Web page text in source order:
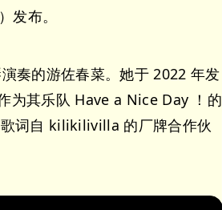
发布。
奏的游佐春菜。她于 2022 年发
其乐队 Have a Nice Day ！的
歌词自 kilikilivilla 的厂牌合作伙